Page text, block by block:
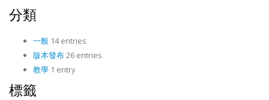
分類
一般 14 entries
版本發布26 entries
教學 1 entry
標籤